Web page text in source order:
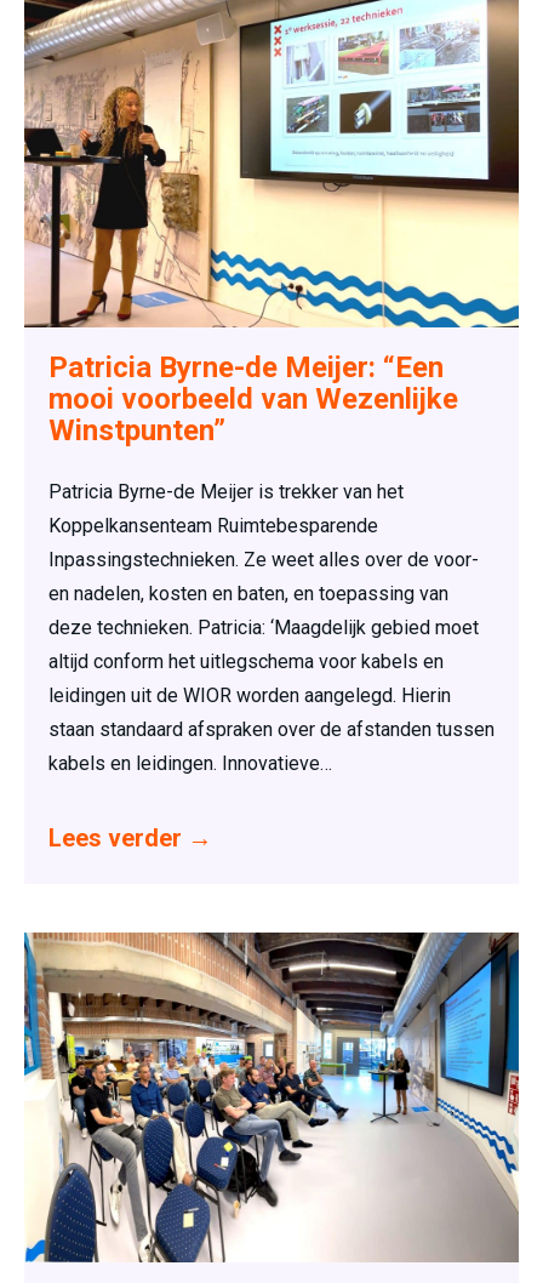
Patricia Byrne-de Meijer: “Een
mooi voorbeeld van Wezenlijke
Winstpunten”
Patricia Byrne-de Meijer is trekker van het
Koppelkansenteam Ruimtebesparende
Inpassingstechnieken. Ze weet alles over de voor-
en nadelen, kosten en baten, en toepassing van
deze technieken. Patricia: ‘Maagdelijk gebied moet
altijd conform het uitlegschema voor kabels en
leidingen uit de WIOR worden aangelegd. Hierin
staan standaard afspraken over de afstanden tussen
kabels en leidingen. Innovatieve…
Lees verder →